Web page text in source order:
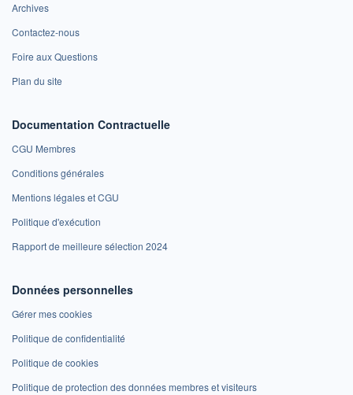
Archives
Contactez-nous
Foire aux Questions
Plan du site
Documentation Contractuelle
CGU Membres
Conditions générales
Mentions légales et CGU
Politique d'exécution
Rapport de meilleure sélection 2024
Données personnelles
Gérer mes cookies
Politique de confidentialité
Politique de cookies
Politique de protection des données membres et visiteurs